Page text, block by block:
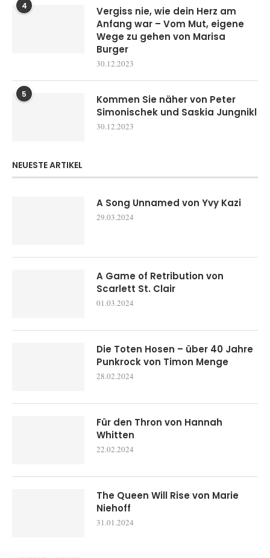
4
Vergiss nie, wie dein Herz am
Anfang war – Vom Mut, eigene
Wege zu gehen von Marisa
Burger
30.12.2023
5
Kommen Sie näher von Peter
Simonischek und Saskia Jungnikl
30.12.2023
NEUESTE ARTIKEL
A Song Unnamed von Yvy Kazi
29.03.2024
A Game of Retribution von
Scarlett St. Clair
01.03.2024
Die Toten Hosen – über 40 Jahre
Punkrock von Timon Menge
28.02.2024
Für den Thron von Hannah
Whitten
22.02.2024
The Queen Will Rise von Marie
Niehoff
31.01.2024